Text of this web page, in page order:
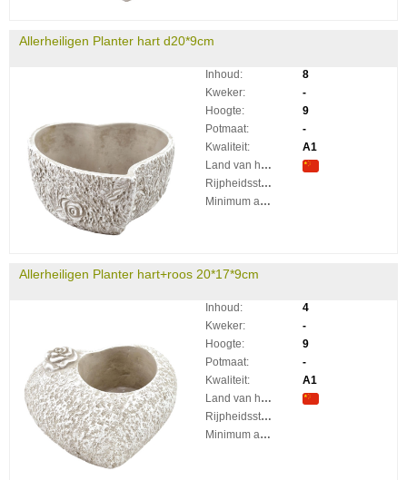
Allerheiligen Planter hart d20*9cm
Inhoud:
8
Kweker:
-
Hoogte:
9
Potmaat:
-
Kwaliteit:
A1
Land van herkomst:
Rijpheidsstadium:
Minimum aantal takken per plant:
Allerheiligen Planter hart+roos 20*17*9cm
Inhoud:
4
Kweker:
-
Hoogte:
9
Potmaat:
-
Kwaliteit:
A1
Land van herkomst:
Rijpheidsstadium:
Minimum aantal takken per plant: